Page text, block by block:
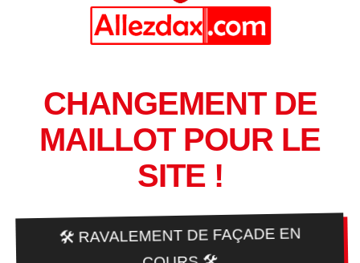
CHANGEMENT DE
MAILLOT POUR LE
SITE !
🛠️ RAVALEMENT DE FAÇADE EN